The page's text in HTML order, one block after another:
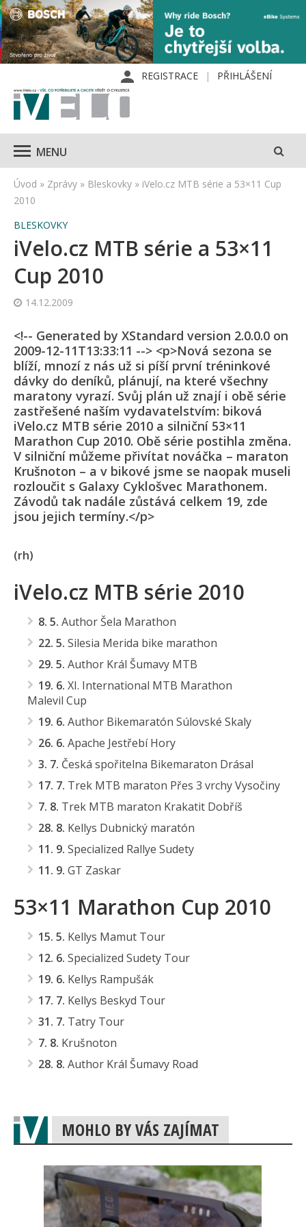
REGISTRACE PŘIHLÁŠENÍ
MENU
Úvod » Zprávy » Bleskovky » iVelo.cz MTB série a 53×11 Cup
2010
BLESKOVKY
iVelo.cz MTB série a 53×11
Cup 2010
14.12.2009
<!-- Generated by XStandard version 2.0.0.0 on
2009-12-11T13:33:11 --> <p>Nová sezona se
blíží, mnozí z nás už si píší první tréninkové
dávky do deníků, plánují, na které všechny
maratony vyrazí. Svůj plán už znají i obě série
zastřešené naším vydavatelstvím: biková
iVelo.cz MTB série 2010 a silniční 53×11
Marathon Cup 2010. Obě série postihla změna.
V silniční můžeme přivítat nováčka – maraton
Krušnoton – a v bikové jsme se naopak museli
rozloučit s Galaxy Cyklošvec Marathonem.
Závodů tak nadále zůstává celkem 19, zde
jsou jejich termíny.</p>
(rh)
iVelo.cz MTB série 2010
8. 5. Author Šela Marathon
22. 5. Silesia Merida bike marathon
29. 5. Author Král Šumavy MTB
19. 6. XI. International MTB Marathon
Malevil Cup
19. 6. Author Bikemaratón Súlovské Skaly
26. 6. Apache Jestřebí Hory
3. 7. Česká spořitelna Bikemaraton Drásal
17. 7. Trek MTB maraton Přes 3 vrchy Vysočiny
7. 8. Trek MTB maraton Krakatit Dobříš
28. 8. Kellys Dubnický maratón
11. 9. Specialized Rallye Sudety
11. 9. GT Zaskar
53×11 Marathon Cup 2010
15. 5. Kellys Mamut Tour
12. 6. Specialized Sudety Tour
19. 6. Kellys Rampušák
17. 7. Kellys Beskyd Tour
31. 7. Tatry Tour
7. 8. Krušnoton
28. 8. Author Král Šumavy Road
MOHLO BY VÁS ZAJÍMAT